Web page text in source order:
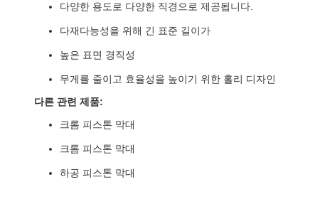
다양한 용도로 다양한 직경으로 제공됩니다.
다재다능성을 위해 긴 표준 길이가
높은 표면 경직성
무게를 줄이고 효율성을 높이기 위한 홀리 디자인
다른 관련 제품:
크롬 피스톤 막대
크롬 피스톤 막대
하공 피스톤 막대